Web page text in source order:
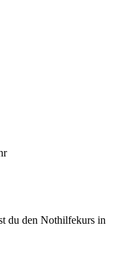
du den Nothilfekurs in